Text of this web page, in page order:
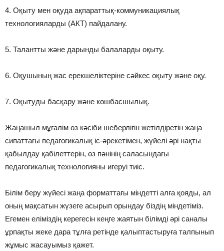
4. Оқыту мен оқуда ақпараттық-коммуникациялық
технологияларды (АКТ) пайдалану.
5. Талантты және дарынды балаларды оқыту.
6. Оқушының жас ерекшеліктеріне сәйкес оқыту және оқу.
7. Оқытуды басқару және көшбасшылық.
Жаңашыл мұғалім өз кәсіби шеберлігін жетілдіретін жаңа
сипаттағы педагогикалық іс-әрекетімен, жүйелі әрі нақты
қабылдау қабілеттерін, өз пәнінің саласындағы
педагогикалық технологияны игеруі тиіс.
Білім беру жүйесі жаңа форматтағы міндетті алға қояды, ал
оның мақсатын жүзеге асырып орындау біздің міндетіміз.
Егемен еліміздің керегесін кеңге жаятын білімді әрі саналы
ұрпақты жеке дара тұлға ретінде қалыптастыруға талпынып
жұмыс жасауымыз қажет.